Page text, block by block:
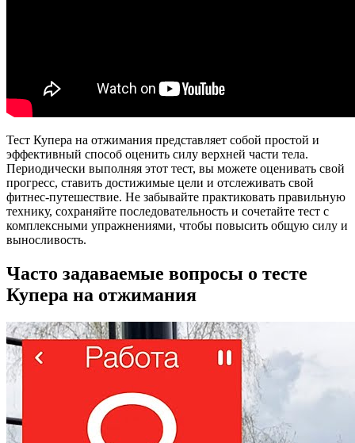
Тест Купера на отжимания представляет собой простой и
эффективный способ оценить силу верхней части тела.
Периодически выполняя этот тест, вы можете оценивать свой
прогресс, ставить достижимые цели и отслеживать свой
фитнес-путешествие. Не забывайте практиковать правильную
технику, сохраняйте последовательность и сочетайте тест с
комплексными упражнениями, чтобы повысить общую силу и
выносливость.
Часто задаваемые вопросы о тесте
Купера на отжимания